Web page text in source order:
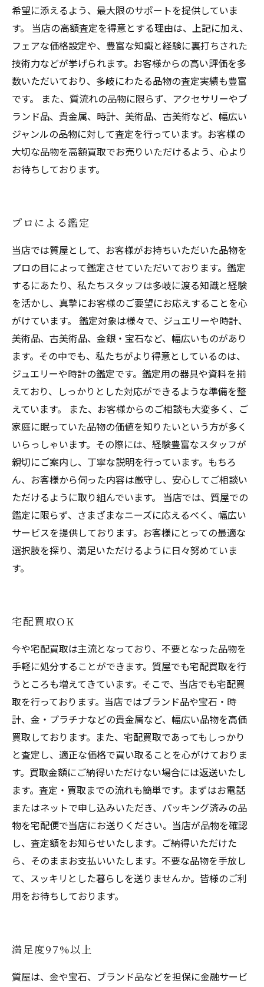
希望に添えるよう、最大限のサポートを提供していま
す。 当店の高額査定を得意とする理由は、上記に加え、
フェアな価格設定や、豊富な知識と経験に裏打ちされた
技術力などが挙げられます。お客様からの高い評価を多
数いただいており、多岐にわたる品物の査定実績も豊富
です。 また、質流れの品物に限らず、アクセサリーやブ
ランド品、貴金属、時計、美術品、古美術など、幅広い
ジャンルの品物に対して査定を行っています。お客様の
大切な品物を高額買取でお売りいただけるよう、心より
お待ちしております。
プロによる鑑定
当店では質屋として、お客様がお持ちいただいた品物を
プロの目によって鑑定させていただいております。鑑定
するにあたり、私たちスタッフは多岐に渡る知識と経験
を活かし、真摯にお客様のご要望にお応えすることを心
がけています。 鑑定対象は様々で、ジュエリーや時計、
美術品、古美術品、金銀・宝石など、幅広いものがあり
ます。その中でも、私たちがより得意としているのは、
ジュエリーや時計の鑑定です。鑑定用の器具や資料を揃
えており、しっかりとした対応ができるような準備を整
えています。 また、お客様からのご相談も大変多く、ご
家庭に眠っていた品物の価値を知りたいという方が多く
いらっしゃいます。その際には、経験豊富なスタッフが
親切にご案内し、丁寧な説明を行っています。もちろ
ん、お客様から伺った内容は厳守し、安心してご相談い
ただけるように取り組んでいます。 当店では、質屋での
鑑定に限らず、さまざまなニーズに応えるべく、幅広い
サービスを提供しております。お客様にとっての最適な
選択肢を探り、満足いただけるように日々努めていま
す。
宅配買取OK
今や宅配買取は主流となっており、不要となった品物を
手軽に処分することができます。質屋でも宅配買取を行
うところも増えてきています。そこで、当店でも宅配買
取を行っております。当店ではブランド品や宝石・時
計、金・プラチナなどの貴金属など、幅広い品物を高価
買取しております。また、宅配買取であってもしっかり
と査定し、適正な価格で買い取ることを心がけておりま
す。買取金額にご納得いただけない場合には返送いたし
ます。査定・買取までの流れも簡単です。まずはお電話
またはネットで申し込みいただき、パッキング済みの品
物を宅配便で当店にお送りください。当店が品物を確認
し、査定額をお知らせいたします。ご納得いただけた
ら、そのままお支払いいたします。不要な品物を手放し
て、スッキリとした暮らしを送りませんか。皆様のご利
用をお待ちしております。
満足度97%以上
質屋は、金や宝石、ブランド品などを担保に金融サービ